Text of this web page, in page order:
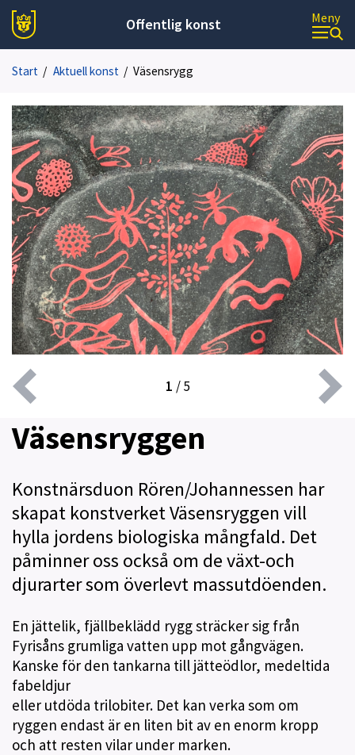
Offentlig konst Meny
Start / Aktuell konst/ Väsensrygg
1 / 5
Väsensryggen
Konstnärsduon Rören/Johannessen har
skapat konstverket Väsensryggen vill
hylla jordens biologiska mångfald. Det
påminner oss också om de växt-och
djurarter som överlevt massutdöenden.
En jättelik, fjällbeklädd rygg sträcker sig från
Fyrisåns grumliga vatten upp mot gångvägen.
Kanske för den tankarna till jätteödlor, medeltida
fabeldjur
eller utdöda trilobiter. Det kan verka som om
ryggen endast är en liten bit av en enorm kropp
och att resten vilar under marken.